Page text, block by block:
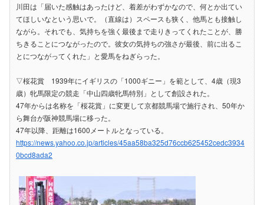
川田は「届いた感触はあったけど、着差がわずかなので、何とか出てい
てほしいなという思いで。（直線は）スペースも狭く、他馬とも接触し
ながら。それでも、気持ちを強く最後まで走りきってくれたことが、勝
ちきることにつながったので。彼女の気持ちの強さが最後、前に出るこ
とにつながってくれた」と愛馬をねぎらった。
▽桜花賞 1939年にイギリスの「1000ギニー」を範として、4歳（現3
歳）牝馬限定の競走「中山四歳牝馬特別」として創設された。
47年からは名称を「桜花賞」に変更して京都競馬場で施行され、50年か
ら舞台が阪神競馬場に移った。
47年以降、距離は1600メートルとなっている。
https://news.yahoo.co.jp/articles/45aa58ba325d76ccb625452cedc3934
0bcd8ada2